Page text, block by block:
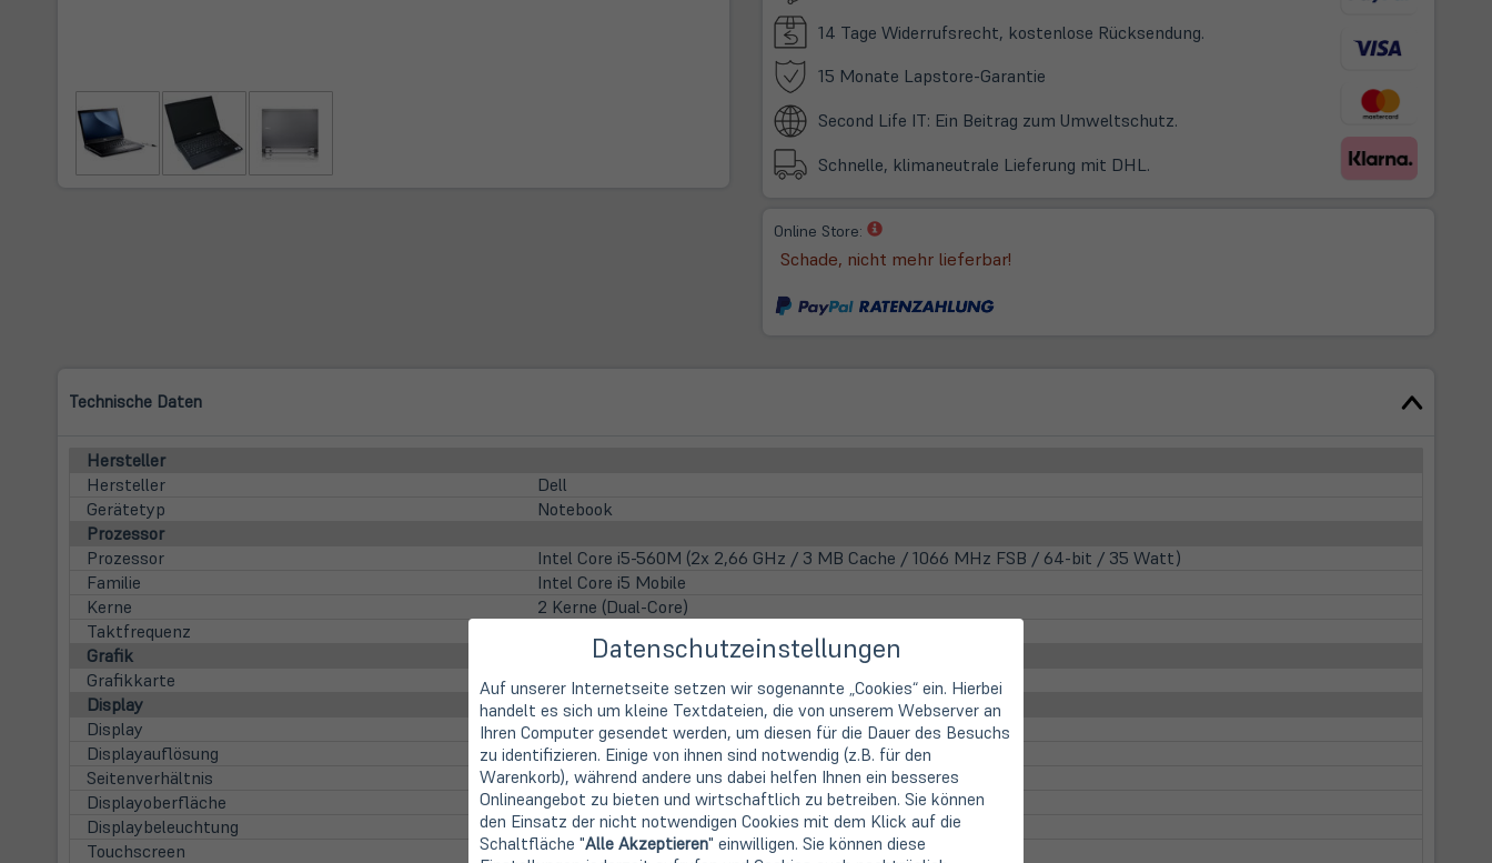
14 Tage Widerrufsrecht, kostenlose Rücksendung.
15 Monate Lapstore-Garantie
neuem
Second Life IT: Ein Beitrag zum Umweltschutz.
Schnelle, klimaneutrale Lieferung mit DHL.
Online Store:
(öffnet
in
neuem
Schade, nicht mehr lieferbar!
Technische Daten
Hersteller
Hersteller
Dell
Gerätetyp
Notebook
Prozessor
Prozessor
Intel Core i5-560M (2x 2,66 GHz / 3 MB Cache / 1066 MHz FSB / 64-bit / 35 Watt)
Familie
Intel Core i5 Mobile
Kerne
2 Kerne (Dual-Core)
Taktfrequenz
Grafik
Grafikkarte
Intel HD Graphics (IGP)
Display
Display
35,8cm 14,1" TFT Display
Displayauflösung
1280 x 800 Pixel (WXGA)
Seitenverhältnis
16:10
Displayoberfläche
Anti-Glare (matt)
Displaybeleuchtung
LED Hintergrundbeleuchtung
Touchscreen
nicht vorhanden
Datenschutzeinstellungen
Auf unserer Internetseite setzen wir sogenannte „Cookies“ ein. Hierbei
handelt es sich um kleine Textdateien, die von unserem Webserver an
Ihren Computer gesendet werden, um diesen für die Dauer des Besuchs
zu identifizieren. Einige von ihnen sind notwendig (z.B. für den
Warenkorb), während andere uns dabei helfen Ihnen ein besseres
Onlineangebot zu bieten und wirtschaftlich zu betreiben. Sie können
den Einsatz der nicht notwendigen Cookies mit dem Klick auf die
Schaltfläche "Alle Akzeptieren" einwilligen. Sie können diese